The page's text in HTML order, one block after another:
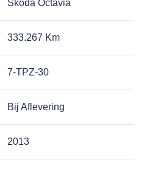
Škoda Octavia
333.267 Km
7-TPZ-30
Bij Aflevering
2013